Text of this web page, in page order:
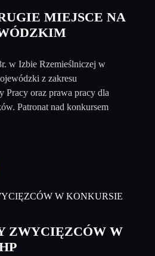
MIEJSCE NA
w Izbie Rzemieślniczej w
z zakresu
Pracy oraz prawa pracy dla
Patronat nad konkursem
ZWYCIĘZCÓW W